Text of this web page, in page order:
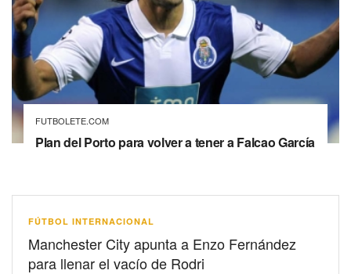
FUTBOLETE.COM
Plan del Porto para volver a tener a Falcao García
FÚTBOL INTERNACIONAL
Manchester City apunta a Enzo Fernández
para llenar el vacío de Rodri